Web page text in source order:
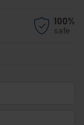
100%
safe